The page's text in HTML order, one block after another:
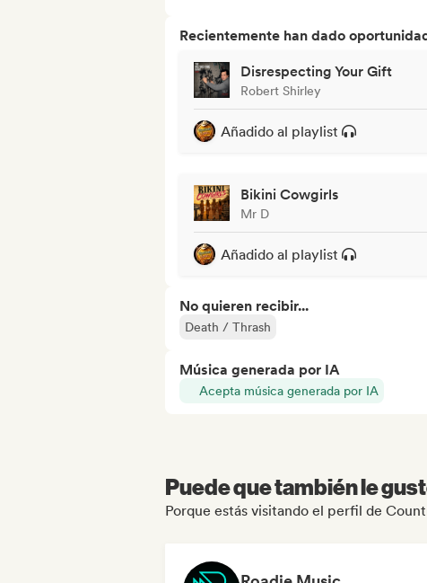
Recientemente han dado
Disrespecting Your Gift
Robert Shirley
Añadido al playlist
Bikini Cowgirls
Mr D
Añadido al playlist
No quieren recibir...
Death / Thrash
Música generada por IA
Acepta música generada por IA
Puede que también le
Porque estás visitando el perfil de